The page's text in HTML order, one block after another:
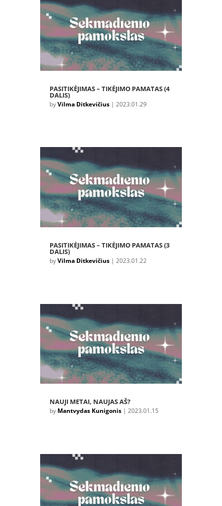
PASITIKĖJIMAS – TIKĖJIMO PAMATAS (4
DALIS)
byVilma Ditkevičius| 2023.01.29
PASITIKĖJIMAS – TIKĖJIMO PAMATAS (3
DALIS)
byVilma Ditkevičius| 2023.01.22
NAUJI METAI, NAUJAS AŠ?
by Mantvydas Kunigonis| 2023.01.15